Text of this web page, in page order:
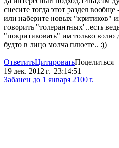
снесите тогда этот раздел
или наберите новых "критиков"
говорить "толерантных"..есть
"покритиковать" им только волю
будто в лицо молча плюете.. :))
ОтветитьЦитироватьПоделиться
19 дек. 2012 г., 23:14:51
Забанен до 1 января 2100 г.